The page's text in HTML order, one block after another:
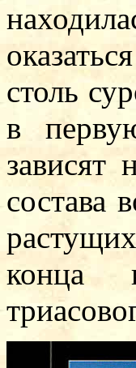
столь
в
зависят
состава
конца